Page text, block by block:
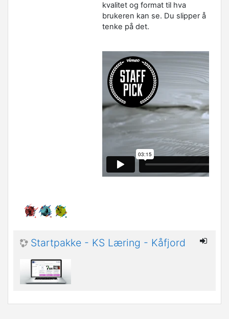
kvalitet og format til hva
brukeren kan se. Du slipper å
tenke på det.
Startpakke - KS Læring - Kåfjord